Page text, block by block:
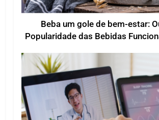
Beba um gole de bem-estar:
Popularidade das Bebidas